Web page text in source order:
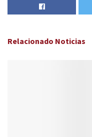
Relacionado Noticias